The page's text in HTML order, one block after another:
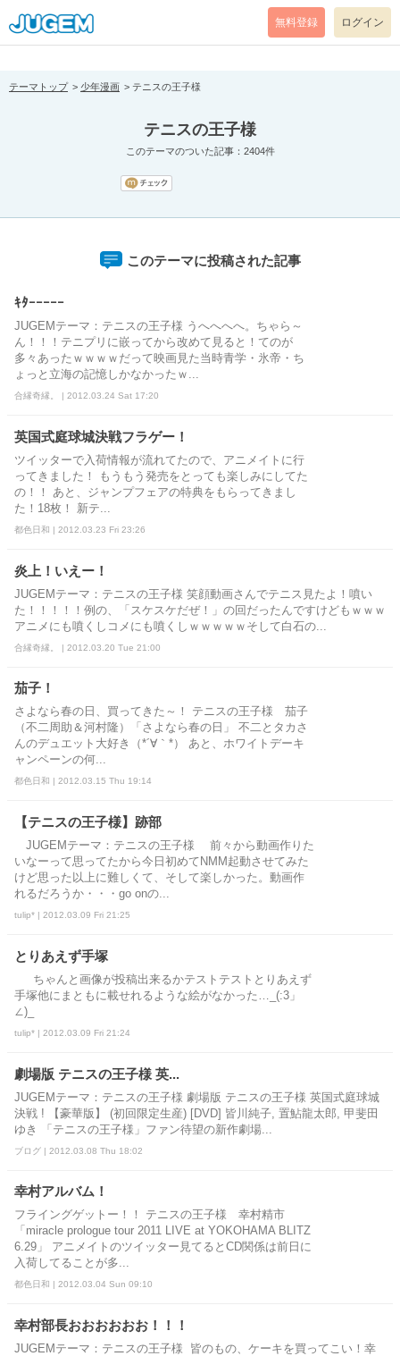
[pear_error: message="Success" code=0 mode=return level=notice
prefix="" info=""]
無料登録 ログイン
テーマトップ 少年漫画 テニスの王子様
テニスの王子様
このテーマのついた記事：2404件
このテーマに投稿された記事
ｷﾀｰｰｰｰｰ
JUGEMテーマ：テニスの王子様 うへへへへ。ちゃら～
ん！！！テニプリに嵌ってから改めて見ると！てのが
多々あったｗｗｗｗだって映画見た当時青学・氷帝・ち
ょっと立海の記憶しかなかったｗ...
合縁奇縁。 | 2012.03.24 Sat 17:20
英国式庭球城決戦フラゲー！
ツイッターで入荷情報が流れてたので、アニメイトに行
ってきました！ もうもう発売をとっても楽しみにしてた
の！！ あと、ジャンプフェアの特典をもらってきまし
た！18枚！ 新テ...
都色日和 | 2012.03.23 Fri 23:26
炎上！いえー！
JUGEMテーマ：テニスの王子様 笑顔動画さんでテニス見たよ！噴い
た！！！！！例の、「スケスケだぜ！」の回だったんですけどもｗｗｗ
アニメにも噴くしコメにも噴くしｗｗｗｗｗそして白石の...
合縁奇縁。 | 2012.03.20 Tue 21:00
茄子！
さよなら春の日、買ってきた～！ テニスの王子様 茄子
（不二周助＆河村隆）「さよなら春の日」 不二とタカさ
んのデュエット大好き（*´∀｀*） あと、ホワイトデーキ
ャンペーンの何...
都色日和 | 2012.03.15 Thu 19:14
【テニスの王子様】跡部
JUGEMテーマ：テニスの王子様 前々から動画作りた
いなーって思ってたから今日初めてNMM起動させてみた
けど思った以上に難しくて、そして楽しかった。動画作
れるだろうか・・・go onの...
tulip* | 2012.03.09 Fri 21:25
とりあえず手塚
ちゃんと画像が投稿出来るかテストテストとりあえず
手塚他にまともに載せれるような絵がなかった…_(:3」
∠)_
tulip* | 2012.03.09 Fri 21:24
劇場版 テニスの王子様 英...
JUGEMテーマ：テニスの王子様 劇場版 テニスの王子様 英国式庭球城
決戦 ! 【豪華版】 (初回限定生産) [DVD] 皆川純子, 置鮎龍太郎, 甲斐田
ゆき 「テニスの王子様」ファン待望の新作劇場...
ブログ | 2012.03.08 Thu 18:02
幸村アルバム！
フライングゲットー！！ テニスの王子様 幸村精市
「miracle prologue tour 2011 LIVE at YOKOHAMA BLITZ
6.29」 アニメイトのツイッター見てるとCD関係は前日に
入荷してることが多...
都色日和 | 2012.03.04 Sun 09:10
幸村部長おおおおおお！！！
JUGEMテーマ：テニスの王子様 皆のもの、ケーキを買ってこい！幸